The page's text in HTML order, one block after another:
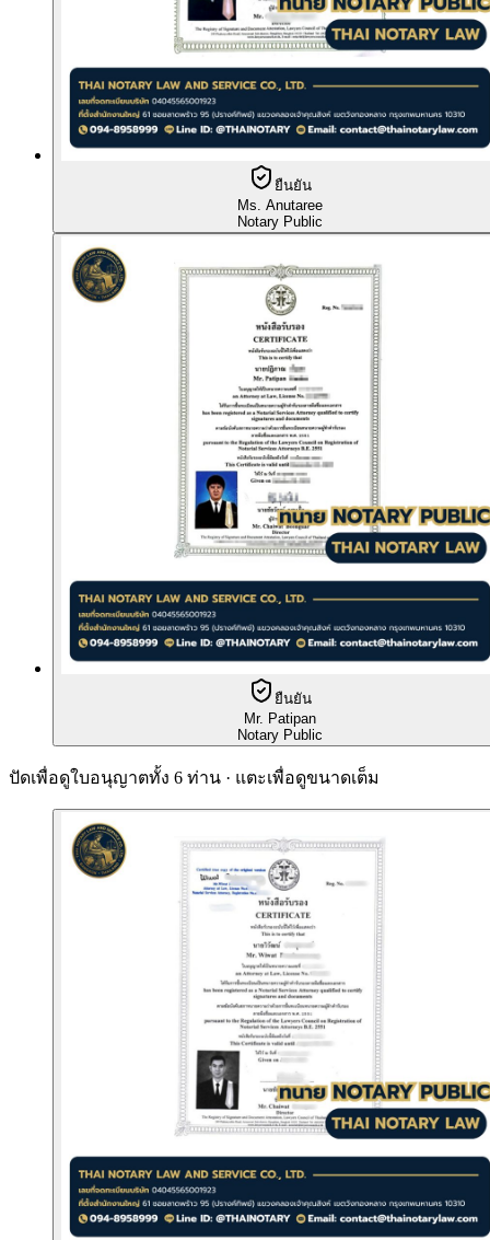
ยืนยัน
Ms. Anutaree
Notary Public
ยืนยัน
Mr. Patipan
Notary Public
ปัดเพื่อดูใบอนุญาตทั้ง 6 ท่าน · แตะเพื่อดูขนาดเต็ม